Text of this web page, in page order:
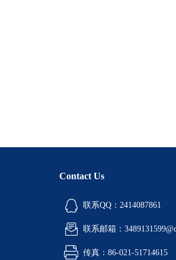
Contact Us
联系QQ：2414087861
联系邮箱：
传真：86-021-51714615